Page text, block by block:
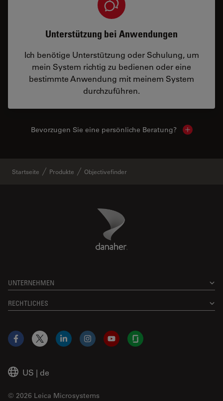
Unterstützung bei Anwendungen
Ich benötige Unterstützung oder Schulung, um
mein System richtig zu bedienen oder eine
bestimmte Anwendung mit meinem System
durchzuführen.
Bevorzugen Sie eine persönliche Beratung? Show
Startseite Produkte Objectivefinder
Danaher Logo
UNTERNEHMEN
RECHTLICHES
US | de
© 2026 Leica Microsystems
Facebook
X LinkedInInstagramYouTubeGlassdoor